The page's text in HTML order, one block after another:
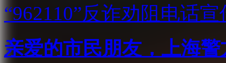
“962110”反诈劝阻电话宣
亲爱的市民朋友，上海